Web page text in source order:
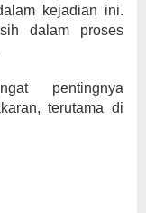
kejadian ini.
dalam proses
pentingnya
terutama di